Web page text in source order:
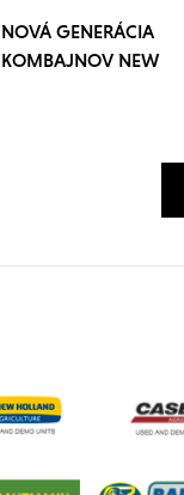
NOVÁ GENERÁCIA
KOMBAJNOV NEW